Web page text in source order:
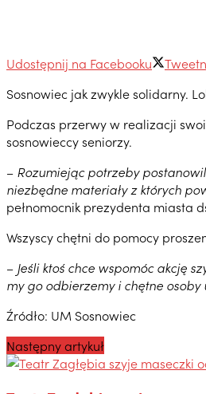
Udostępnij na Facebooku
Sosnowiec jak zwykle solidarny.
Podczas przerwy w realizacji
sosnowieccy seniorzy.
– Rozumiejąc potrzeby
niezbędne materiały z których
pełnomocnik prezydenta miasta
Wszyscy chętni do pomocy
– Jeśli ktoś chce wspomóc akcję
my go odbierzemy i chętne osoby
Źródło: UM Sosnowiec
Następny artykuł